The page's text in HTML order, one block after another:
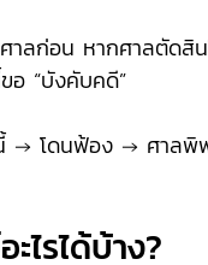
ลก่อน หากศาลตัดสิน
อ “บังคับคดี”
→ โดนฟ้อง → ศาล
ไรได้บ้าง?